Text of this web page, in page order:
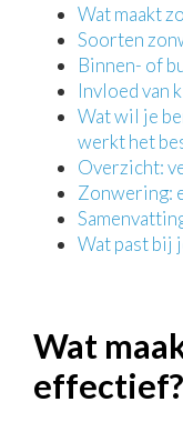
Wat maakt
Soorten
Binnen- of
Invloed van
Wat wil je
werkt het
Overzicht:
Zonwering:
Wat past bij
Wat
effectief?